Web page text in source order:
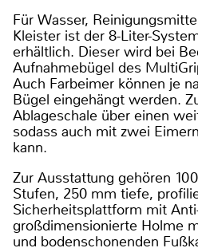
Für Wasser,
Kleister ist der 8-Liter-
erhältlich. Dieser wird bei
Aufnahmebügel des
Auch Farbeimer können je
Bügel eingehängt werden.
Ablageschale über einen
sodass auch mit zwei
kann.
Zur Ausstattung gehören
Stufen, 250 mm tiefe,
Sicherheitsplattform mit
großdimensionierte Holme
und bodenschonenden